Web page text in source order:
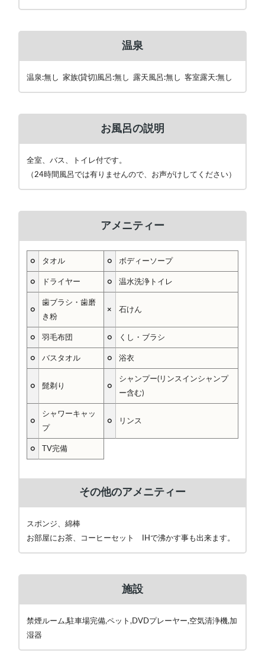
温泉
温泉:無し 家族(貸切)風呂:無し 露天風呂:無し 客室露天:無し
お風呂の説明
全室、バス、トイレ付です。
（24時間風呂では有りませんので、お声がけしてください）
アメニティー
○ タオル ○ ボディーソープ
○ ドライヤー ○ 温水洗浄トイレ
○
歯ブラシ・歯磨
き粉
× 石けん
○ 羽毛布団 ○ くし・ブラシ
○ バスタオル ○ 浴衣
○ 髭剃り ○
シャンプー(リンスインシャンプ
ー含む)
○
シャワーキャッ
プ
○ リンス
○ TV完備
その他のアメニティー
スポンジ、綿棒
お部屋にお茶、コーヒーセット IHで沸かす事も出来ます。
施設
禁煙ルーム,駐車場完備,ペット,DVDプレーヤー,空気清浄機,加
湿器